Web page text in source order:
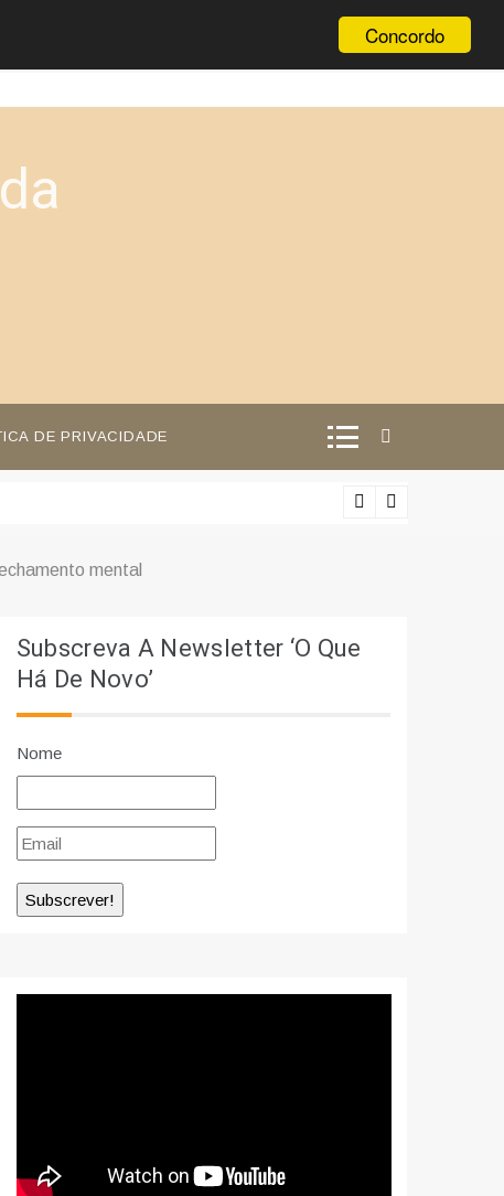
Concordo
DE PRIVACIDADE
mental
Subscreva A Newsletter ‘O Que
Há De Novo’
Nome